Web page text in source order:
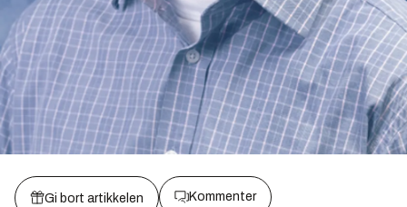
Gi bort artikkelen Kommenter